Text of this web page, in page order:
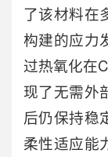
了该材料在
构建的应力
过热氧化在
现了无需外
后仍保持稳
柔性适应能